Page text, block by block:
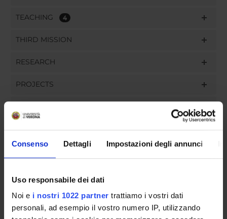
Consenso Dettagli Impostazioni degli annunci
Uso responsabile dei dati
Noi e i nostri 1022 partner trattiamo i vostri dati
personali, ad esempio il vostro numero IP, utilizzando
TEACHING 4
THIRD MISSION
RESEARCH
PROJECTS
ASSIGNMENTS
ORGANISATION
GOVERNANCE